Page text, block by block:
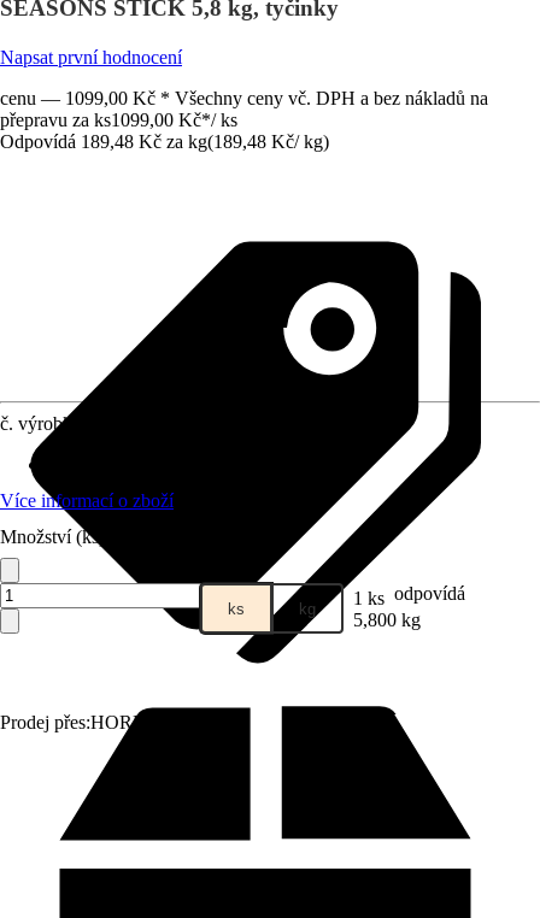
SEASONS STICK 5,8 kg, tyčinky
Napsat první hodnocení
cenu — 1099,00 Kč * Všechny ceny vč. DPH a bez nákladů na
přepravu za ks1099,00 Kč*/ ks
Odpovídá 189,48 Kč za kg(189,48 Kč/ kg)
Prodej přes:HORNBACH
č. výrobku
Více informací o zboží
Množství (ks)
ks kg 1 ks odpovídá
5,800 kg